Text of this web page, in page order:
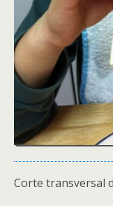
Corte transversal